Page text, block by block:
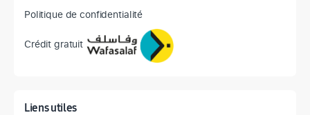
Politique de confidentialité
Crédit gratuit
Liens utiles